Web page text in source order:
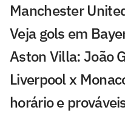
Manchester
Veja gols em
Aston Villa: João
Liverpool x
horário e